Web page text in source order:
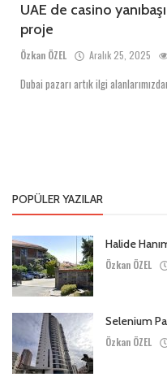
UAE de casino
proje
Özkan ÖZEL Aralık 25, 2025
Dubai pazarı artık ilgi
POPÜLER YAZILAR
Halide
Özkan ÖZEL
Selenium
Özkan ÖZEL